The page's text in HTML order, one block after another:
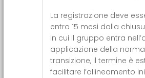
La registrazione deve
entro 15 mesi dalla
in cui il gruppo entra
applicazione della
transizione, il termine è
facilitare l’allineamento